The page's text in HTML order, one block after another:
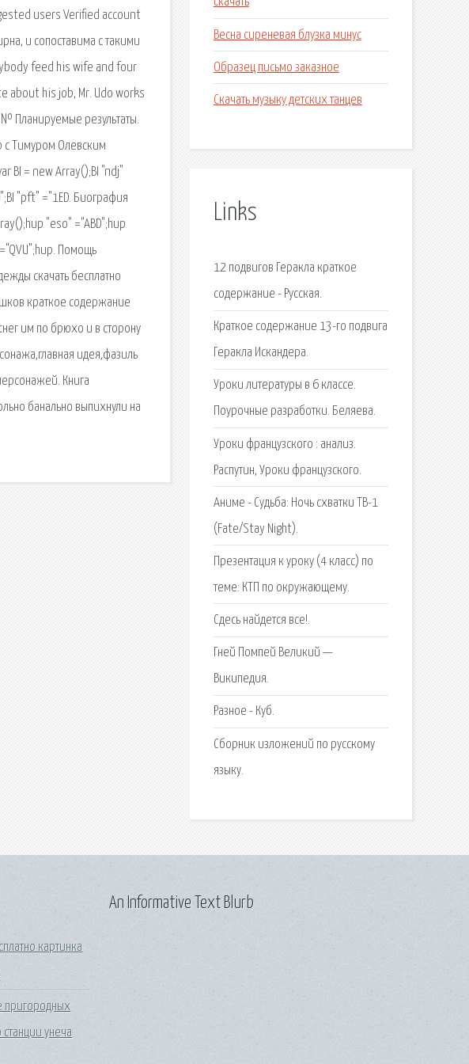
users Verified account
и сопоставима с такими
feed his wife and four
about his job, Mr. Udo works
Планируемые результаты.
с Тимуром Олевским
BI = new Array();BI "ndj"
"pft" ="1ED. Биография
"eso" ="ABD";hup
Помощь
скачать бесплатно
краткое содержание
им по брюхо и в сторону
идея,фазиль
Книга
банально выпихнули на
Весна сиреневая блузка минус
Образец письмо заказное
Скачать музыку детских танцев
Links
12 подвигов Геракла краткое
содержание - Русская.
Краткое содержание 13-го подвига
Геракла Искандера.
Уроки литературы в 6 классе.
Поурочные разработки. Беляева.
Уроки французского : анализ.
Распутин, Уроки французского.
Аниме - Судьба: Ночь схватки ТВ-1
(Fate/Stay Night).
Презентация к уроку (4 класс) по
теме: КТП по окружающему.
Сдесь найдется все!.
Гней Помпей Великий —
Википедия.
Разное - Куб.
Сборник изложений по русскому
языку.
картинка
пригородных
унеча
An Informative Text Blurb